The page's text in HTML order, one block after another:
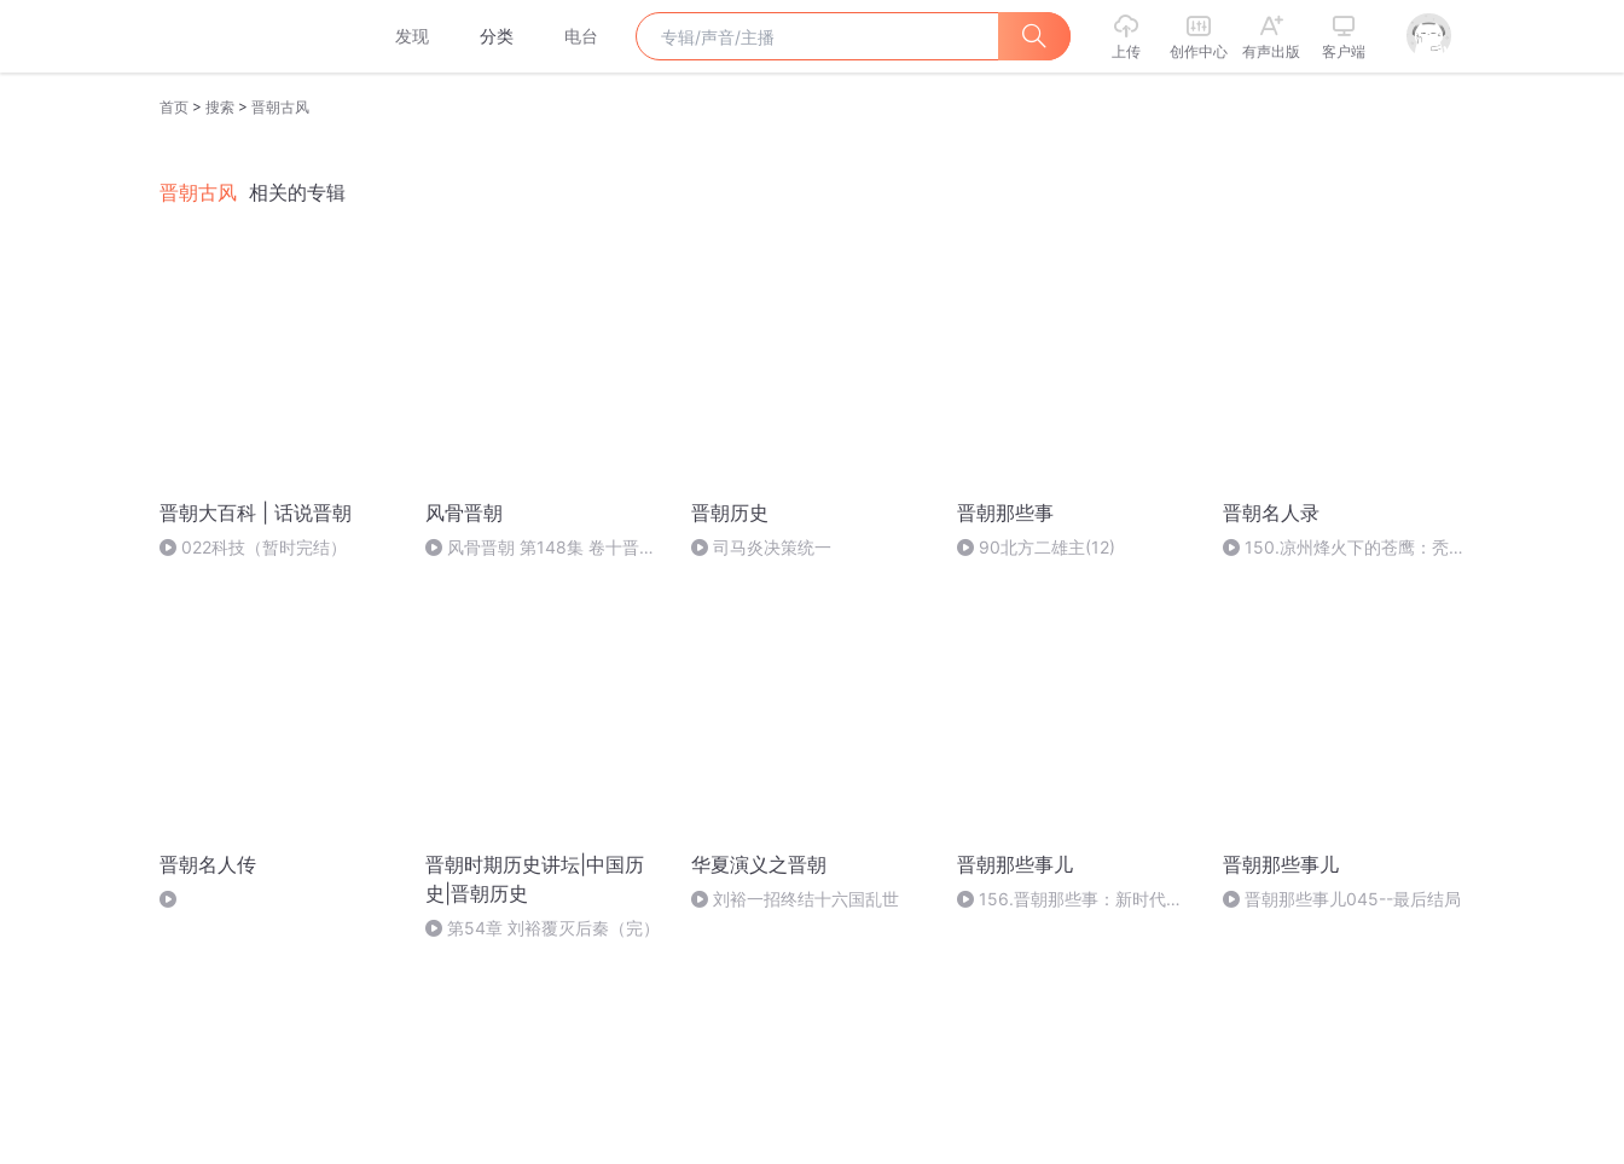
发现 分类 电台
上传 创作中心 有声出版 客户端
首页 > 搜索 > 晋朝古风
晋朝古风 相关的专辑
晋朝大百科 | 话说晋朝
022科技（暂时完结）
风骨晋朝
风骨晋朝 第148集 卷十晋亡
晋朝历史
司马炎决策统一
晋朝那些事
90北方二雄主(12)
晋朝名人录
150.凉州烽火下的苍鹰：秃
晋朝名人传
晋朝时期历史讲坛|中国历
史|晋朝历史
第54章 刘裕覆灭后秦（完）
华夏演义之晋朝
刘裕一招终结十六国乱世
晋朝那些事儿
156.晋朝那些事：新时代
晋朝那些事儿
晋朝那些事儿045--最后结局